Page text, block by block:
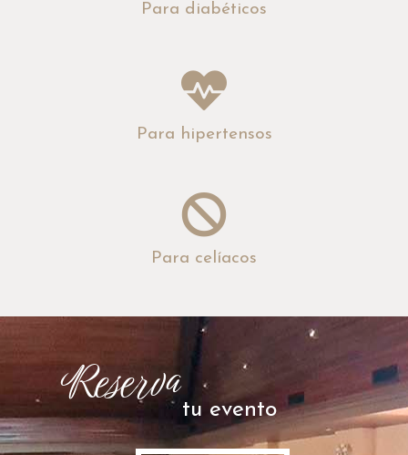
Para diabéticos
Para hipertensos
Para celíacos
Reserva
tu evento